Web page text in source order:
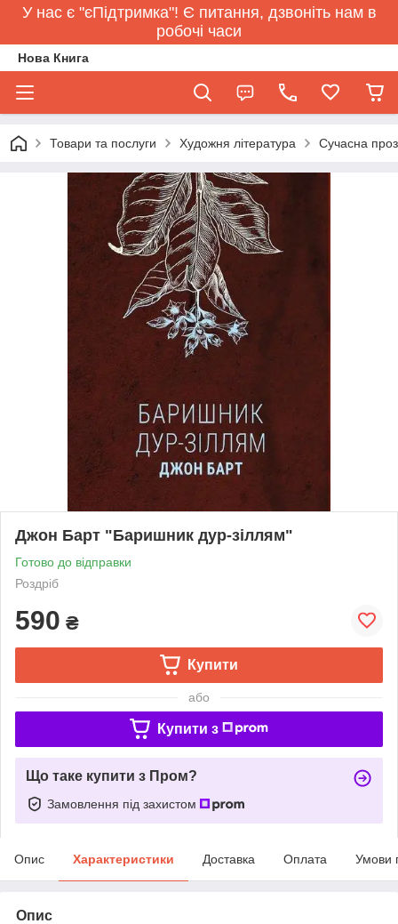
У нас є "єПідтримка"! Є питання, дзвоніть нам в
робочі часи
Нова Книга
Товари та послуги Художня література Сучасна
Джон Барт "Баришник дур-зіллям"
Готово до відправки
Роздріб
590 ₴
Купити
або
Купити з
Що таке купити з Пром?
Замовлення під захистом
Опис Характеристики Доставка Оплата Умови
Опис